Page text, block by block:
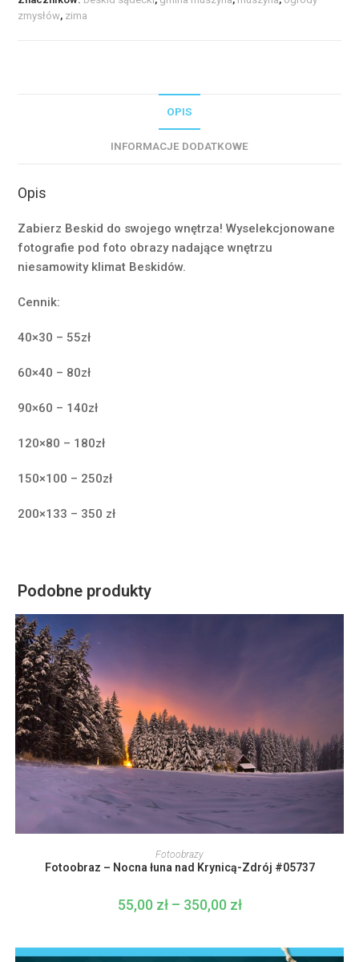
w
Muszynie
zmysłów, zima
OPIS
INFORMACJE DODATKOWE
Opis
Zabierz Beskid do swojego wnętrza! Wyselekcjonowane
fotografie pod foto obrazy nadające wnętrzu
niesamowity klimat Beskidów.
Cennik:
40×30 – 55zł
60×40 – 80zł
90×60 – 140zł
120×80 – 180zł
150×100 – 250zł
200×133 – 350 zł
Podobne produkty
WYBIERZ OPCJE
produkt
ma
wiele
można
produktu
Fotoobrazy
Fotoobraz – Nocna łuna nad Krynicą-Zdrój #05737
55,00 zł – 350,00 złZakres
cen:
do
350,00 zł